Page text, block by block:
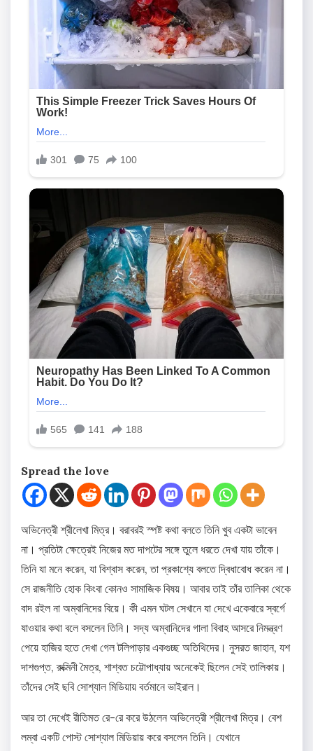
Spread the love
অভিনেত্রী শ্রীলেখা মিত্র। বরাবরই স্পষ্ট কথা বলতে তিনি খুব একটা ভাবেন
না। প্রতিটা ক্ষেত্রেই নিজের মত দাপটের সঙ্গে তুলে ধরতে দেখা যায় তাঁকে।
তিনি যা মনে করেন, যা বিশ্বাস করেন, তা প্রকাশ্যে বলতে দ্বিধাবোধ করেন না।
সে রাজনীতি হোক কিংবা কোনও সামাজিক বিষয়। আবার তাই তাঁর তালিকা থেকে
বাদ রইল না অম্বানিদের বিয়ে। কী এমন ঘটল সেখানে যা দেখে একেবারে স্বর্গে
যাওয়ার কথা বলে বসলেন তিনি। সদ্য অম্বানিদের গালা বিবাহ আসরে নিমন্ত্রণ
পেয়ে হাজির হতে দেখা গেল টলিপাড়ার একগুচ্ছ অতিথিদের। নুসরত জাহান, যশ
দাশগুপ্ত, রুক্মিনী মৈত্র, শাশ্বত চট্টোপাধ্যায় অনেকেই ছিলেন সেই তালিকায়।
তাঁদের সেই ছবি সোশ্যাল মিডিয়ায় বর্তমানে ভাইরাল।
আর তা দেখেই রীতিমত রে-রে করে উঠলেন অভিনেত্রী শ্রীলেখা মিত্র। বেশ
লম্বা একটি পোস্ট সোশ্যাল মিডিয়ায় করে বসলেন তিনি। যেখানে